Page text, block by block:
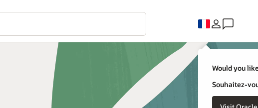
Would you
Souhaitez-